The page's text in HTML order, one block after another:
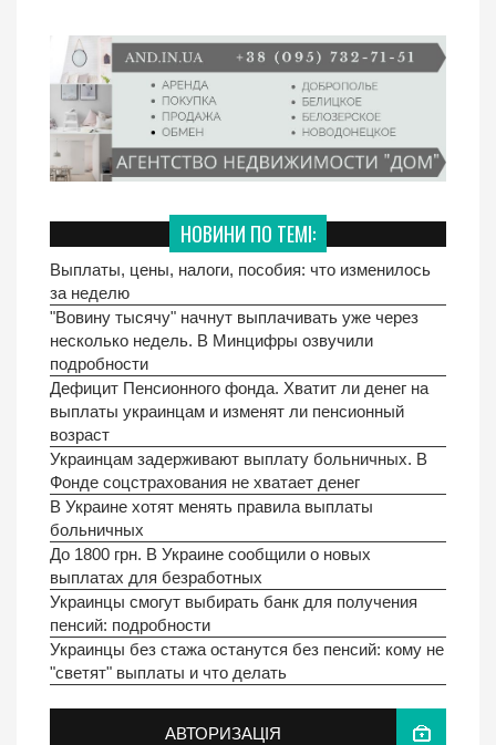
НОВИНИ ПО ТЕМІ:
Выплаты, цены, налоги, пособия: что изменилось
за неделю
"Вовину тысячу" начнут выплачивать уже через
несколько недель. В Минцифры озвучили
подробности
Дефицит Пенсионного фонда. Хватит ли денег на
выплаты украинцам и изменят ли пенсионный
возраст
Украинцам задерживают выплату больничных. В
Фонде соцстрахования не хватает денег
В Украине хотят менять правила выплаты
больничных
До 1800 грн. В Украине сообщили о новых
выплатах для безработных
Украинцы смогут выбирать банк для получения
пенсий: подробности
Украинцы без стажа останутся без пенсий: кому не
"светят" выплаты и что делать
АВТОРИЗАЦІЯ